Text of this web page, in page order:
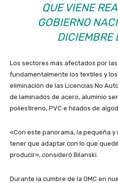
QUE VIENE
GOBIERNO
DICIEMBRE
Los sectores más afectados por
fundamentalmente los textiles y
eliminación de las Licencias No
de laminados de acero, aluminio
poliestireno, PVC e hilados de
«Con este panorama, la pequeña y
tener que adaptar con lo que
producir», consideró Bilanski.
Durante la cumbre de la OMC en